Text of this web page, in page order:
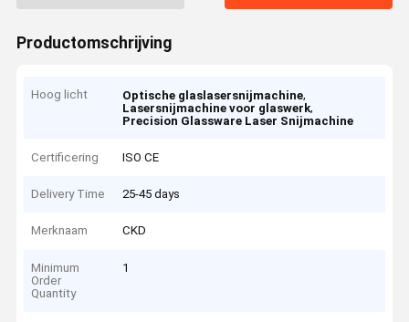
Productomschrijving
Hoog licht Optische glaslasersnijmachine,
Lasersnijmachine voor glaswerk,
Precision Glassware Laser Snijmachine
Certificering ISO CE
Delivery Time 25-45 days
Merknaam CKD
Minimum
Order
Quantity
1